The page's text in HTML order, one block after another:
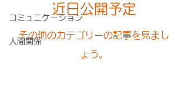
コミュニケーション
人間関係
近日公開予定
その他のカテゴリーの記事を見まし
ょう。